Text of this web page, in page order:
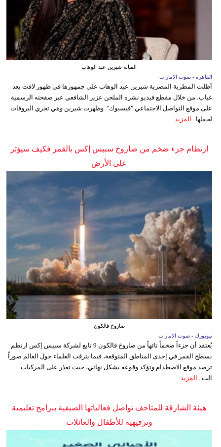
الفنانة شيرين عبد الوهاب
القاهرة - صوت الإمارات
أطلت المطربة المصرية شيرين عبد الوهاب على جمهورها في ظهور لافت بعد
غياب، من خلال مقطع فيديو نشره الملحن عزيز الشافعي عبر صفحته الرسمية
على موقع التواصل الاجتماعي "فيسبوك". وظهرت شيرين وهي تجري البروفات
لحفلها... المزيد
ارتطام جزء ضخم من صاروخ سبيس إكس بالقمر فكيف سيؤثر
على الأرض
صاروخ فالكون
نيويورك - صوت الإمارات
يُعتقد أن جزءاً ضخماً تائهاً من صاروخ فالكون 9 تابع لشركة سبيس إكس ارتطم
بسطح القمر في إحدى المناطق المتوقعة، فيما يترقب العلماء حول العالم صوراً
ترصد موقع الاصطدام وتؤكد وقوعه بشكل نهائي، حيث تعذر على المركبات
الت...
المزيد
هيئة الشارقة للمتاحف تواصل فعالياتها الصيفية ببرامج تعليمية
وترفيهية للأطفال والعائلات